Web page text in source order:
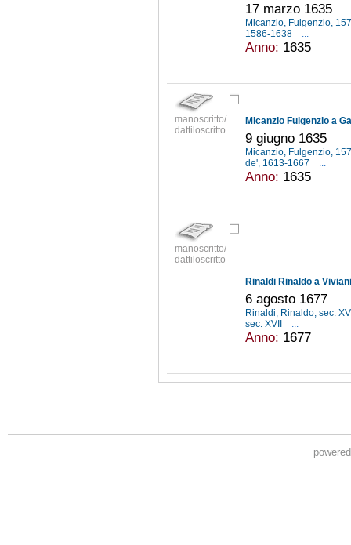
17 marzo 1635
Micanzio, Fulgenzio,
1586-1638
...
Anno: 1635
manoscritto/
dattiloscritto
Micanzio Fulgenzio a
9 giugno 1635
Micanzio, Fulgenzio,
de', 1613-1667
...
Anno: 1635
manoscritto/
dattiloscritto
Rinaldi Rinaldo a
6 agosto 1677
Rinaldi, Rinaldo, sec.
sec. XVII
Anno: 1677